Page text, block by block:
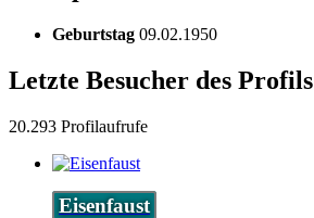
Geburtstag 09.02.1950
Letzte Besucher des Profils
20.293 Profilaufrufe
Eisenfaust